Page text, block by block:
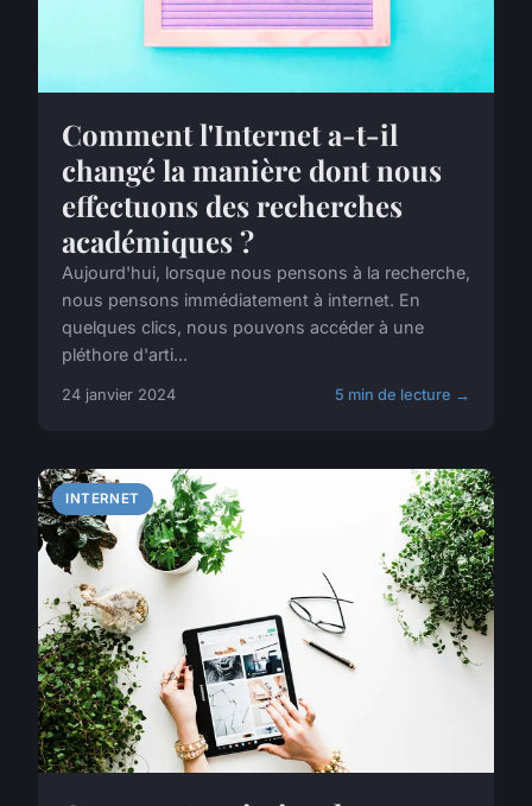
Comment l'Internet a-t-il
changé la manière dont nous
effectuons des recherches
académiques ?
Aujourd'hui, lorsque nous pensons à la recherche,
nous pensons immédiatement à internet. En
quelques clics, nous pouvons accéder à une
pléthore d'arti...
24 janvier 2024 5 min de lecture →
INTERNET